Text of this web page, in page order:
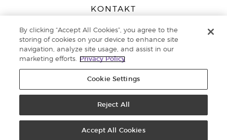
KONTAKT
Peizerweg 97
9727 AJ Groningen
Netherlands
Kundenservice:08000-825049
Datenschutzerklärung
By clicking “Accept All Cookies”, you agree to the
storing of cookies on your device to enhance site
navigation, analyze site usage, and assist in our
marketing efforts.
Privacy Policy
Cookie Settings
Reject All
Accept All Cookies